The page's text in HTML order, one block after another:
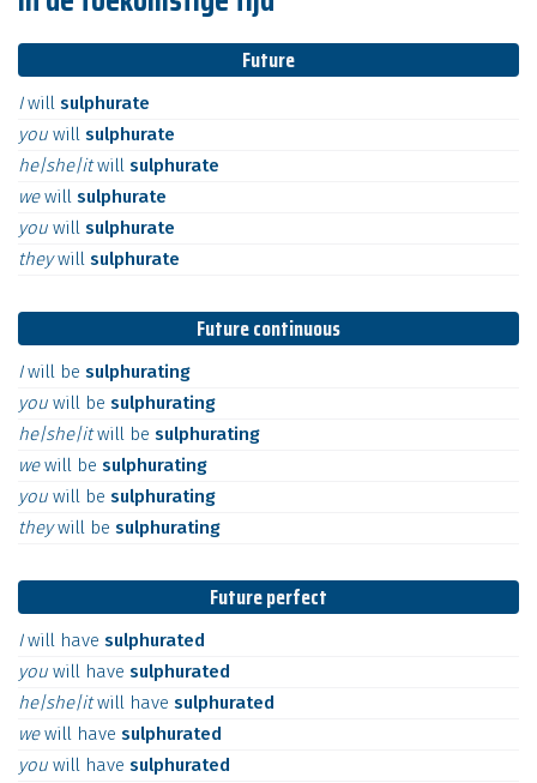
Future
Iwill sulphurate
you will sulphurate
he|she|itwill sulphurate
wewill sulphurate
you will sulphurate
theywill sulphurate
Future continuous
Iwill be sulphurating
you will be sulphurating
he|she|itwill be sulphurating
wewill be sulphurating
you will be sulphurating
theywill be sulphurating
Future perfect
Iwill have sulphurated
you will have sulphurated
he|she|itwill have sulphurated
wewill have sulphurated
you will have sulphurated